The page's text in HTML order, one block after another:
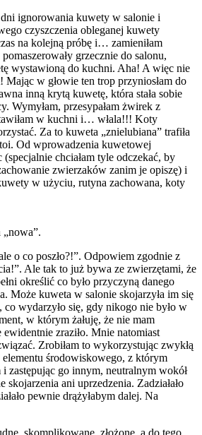
ignorowania kuwety w salonie i
czyszczenia obleganej kuwety
na kolejną próbę i… zamieniłam
grzecznie do salonu,
wystawioną do kuchni. Aha! A więc nie
w głowie ten trop przyniosłam do
inną krytą kuwetę, która stała sobie
Wymyłam, przesypałam żwirek z
w kuchni i… włala!!! Koty
Za to kuweta „znielubiana” trafiła
Od wprowadzenia kuwetowej
(specjalnie chciałam tyle odczekać, by
zwierzaków zanim je opiszę) i
w użyciu, rutyna zachowana, koty
o co poszło?!”. Odpowiem zgodnie z
Ale tak to już bywa ze zwierzętami, że
określić co było przyczyną danego
Może kuweta w salonie skojarzyła im się
wydarzyło się, gdy nikogo nie było w
w którym żałuję, że nie mam
ewidentnie zraziło. Mnie natomiast
Zrobiłam to wykorzystując zwykłą
elementu środowiskowego, z którym
zastępując go innym, neutralnym wokół
skojarzenia ani uprzedzenia. Zadziałało
pewnie drążyłabym dalej. Na